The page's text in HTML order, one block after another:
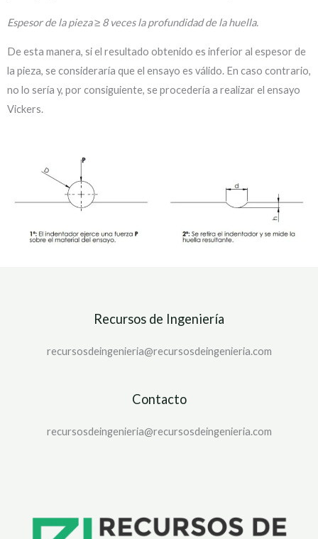
Espesor de la pieza ≥ 8 veces la profundidad de la huella.
De esta manera, si el resultado obtenido es inferior al espesor de
la pieza, se consideraría que el ensayo es válido. En caso contrario,
no lo sería y, por consiguiente, se procedería a realizar el ensayo
Vickers.
Recursos de Ingeniería
recursosdeingenieria@recursosdeingenieria.com
Contacto
recursosdeingenieria@recursosdeingenieria.com